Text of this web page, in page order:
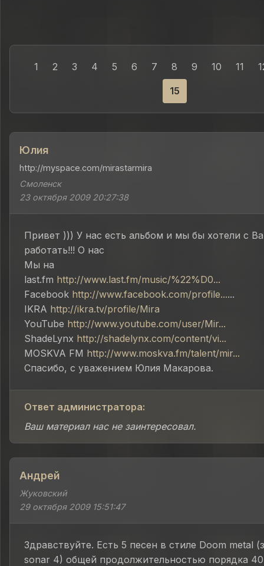
1 2 3 4 5 6 7 8 9 10 11
15
Юлия
http://myspace.com/mirastarmira
Смоленск
23 октября 2009 20:27:38
Привет ))) У нас есть альбом и мы бы хотели с
работать!!! О нас
Мы на
last.fm http://www.last.fm/music/%22%D0...
Facebook http://www.facebook.com/profile......
IKRA http://ikra.tv/profile/Mira
YouTube http://www.youtube.com/user/Mir...
ShadeLynx http://shadelynx.com/content/vi...
MOSKVA FM http://www.moskva.fm/talent/mir...
Спасибо, с уважением Юлия Макарова.
Ответ администратора:
Ваш материал нас не заинтересовал.
Андрей
Жуковский
29 октября 2009 15:51:47
Здравствуйте. Есть 5 песен в стиле Doom metal
sonar 4) общей продолжительностью порядка